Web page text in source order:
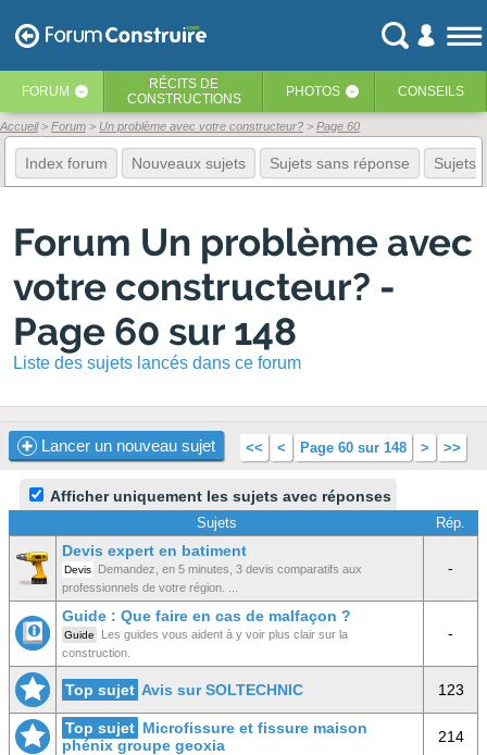
FORUM ‹ RÉCITS DE
CONSTRUCTIONS
PHOTOS ‹ CONSEILS
Accueil Forum Un problème avec votre constructeur? Page 60
Index forum Nouveaux sujets Sujets sans réponse Sujets
Forum Un problème avec
votre constructeur? -
Page 60 sur 148
Liste des sujets lancés dans ce forum
<< < Page 60 sur 148 > >>
Lancer un nouveau sujet
Afficher uniquement les sujets avec réponses
Sujets Rép.
Devis expert en batiment
Devis
Demandez, en 5 minutes, 3 devis comparatifs aux
professionnels de votre région. ...
-
Guide : Que faire en cas de malfaçon ?
Guide
Les guides vous aident à y voir plus clair sur la
construction.
-
Top sujet Avis sur SOLTECHNIC 123
Top sujet Microfissure et fissure maison
phénix groupe geoxia
214